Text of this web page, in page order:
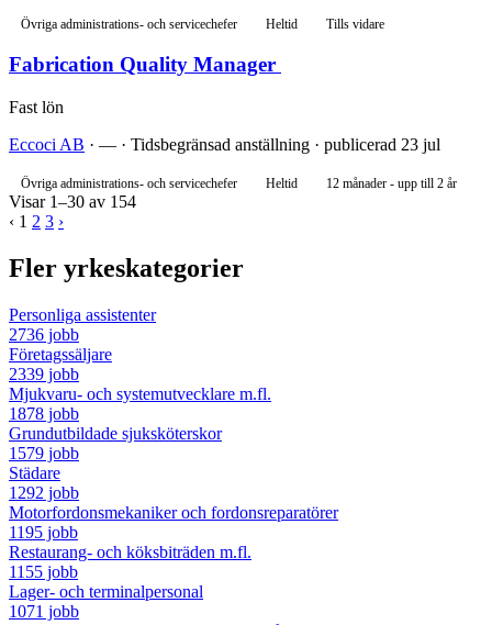
Övriga administrations- och servicechefer Heltid Tills vidare
Fabrication Quality Manager
Fast lön
Eccoci AB · — · Tidsbegränsad anställning · publicerad 23 jul
Övriga administrations- och servicechefer Heltid 12 månader - upp till 2 år
Visar 1–30 av 154
‹ 1 2 3 ›
Fler yrkeskategorier
Personliga assistenter
2736 jobb
Företagssäljare
2339 jobb
Mjukvaru- och systemutvecklare m.fl.
1878 jobb
Grundutbildade sjuksköterskor
1579 jobb
Städare
1292 jobb
Motorfordonsmekaniker och fordonsreparatörer
1195 jobb
Restaurang- och köksbiträden m.fl.
1155 jobb
Lager- och terminalpersonal
1071 jobb